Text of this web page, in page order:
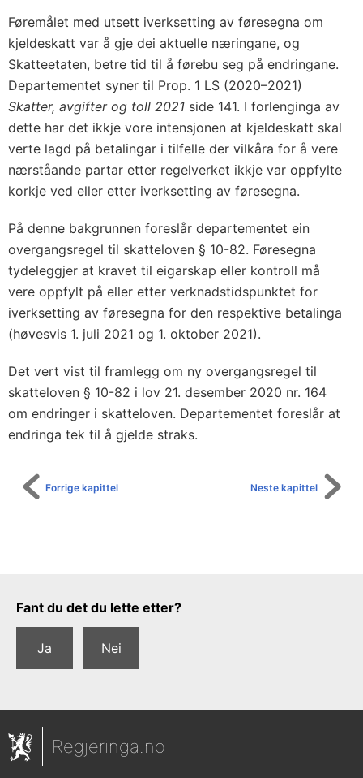
Føremålet med utsett iverksetting av føresegna om
kjeldeskatt var å gje dei aktuelle næringane, og
Skatteetaten, betre tid til å førebu seg på endringane.
Departementet syner til Prop. 1 LS (2020–2021)
Skatter, avgifter og toll 2021 side 141. I forlenginga av
dette har det ikkje vore intensjonen at kjeldeskatt skal
verte lagd på betalingar i tilfelle der vilkåra for å vere
nærståande partar etter regelverket ikkje var oppfylte
korkje ved eller etter iverksetting av føresegna.
På denne bakgrunnen foreslår departementet ein
overgangsregel til skatteloven § 10-82. Føresegna
tydeleggjer at kravet til eigarskap eller kontroll må
vere oppfylt på eller etter verknadstidspunktet for
iverksetting av føresegna for den respektive betalinga
(høvesvis 1. juli 2021 og 1. oktober 2021).
Det vert vist til framlegg om ny overgangsregel til
skatteloven § 10-82 i lov 21. desember 2020 nr. 164
om endringer i skatteloven. Departementet foreslår at
endringa tek til å gjelde straks.
Neste kapittel
Forrige kapittel
Tilbakemeldingsskjema
Fant du det du lette etter?
Ja Nei
Regjeringa.no